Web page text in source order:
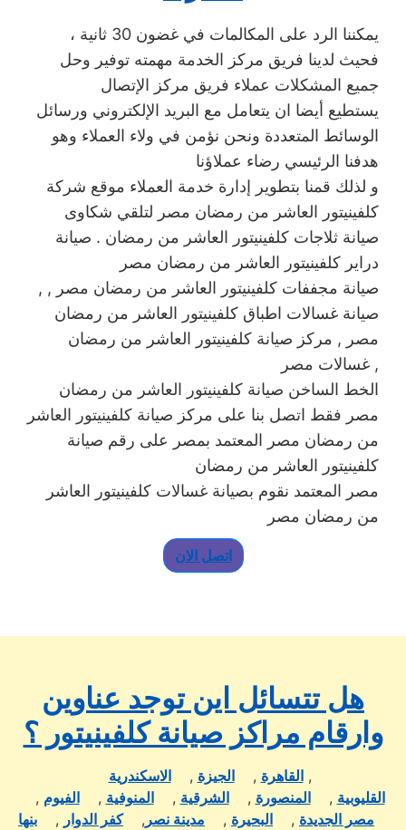
يمكننا الرد على المكالمات في غضون 30 ثانية ،
فحيث لدينا فريق مركز الخدمة مهمته توفير وحل
جميع المشكلات عملاء فريق مركز الإتصال
يستطيع أيضا ان يتعامل مع البريد الإلكتروني ورسائل
الوسائط المتعددة ونحن نؤمن في ولاء العملاء وهو
هدفنا الرئيسي رضاء عملاؤنا
و لذلك قمنا بتطوير إدارة خدمة العملاء موقع شركة
كلفينيتور العاشر من رمضان مصر لتلقي شكاوى
صيانة ثلاجات كلفينيتور العاشر من رمضان . صيانة
دراير كلفينيتور العاشر من رمضان مصر
, صيانة مجففات كلفينيتور العاشر من رمضان مصر ,
صيانة غسالات اطباق كلفينيتور العاشر من رمضان
مصر , مركز صيانة كلفينيتور العاشر من رمضان
غسالات مصر ,
الخط الساخن صيانة كلفينيتور العاشر من رمضان
مصر فقط اتصل بنا على مركز صيانة كلفينيتور العاشر
من رمضان مصر المعتمد بمصر على رقم صيانة
كلفينيتور العاشر من رمضان
مصر المعتمد نقوم بصيانة غسالات كلفينيتور العاشر
من رمضان مصر
اتصل الان
هل تتسائل اين توجد عناوين
وارقام مراكز صيانة كلفينيتور ؟
القاهرة ,الجيزة ,الاسكندرية
,
القليوبية ,المنصورة ,الشرقية ,المنوفية ,الفيوم ,
مصر الجديدة , البحيرة , مدينة نصر ,كفر الدوار , بنها